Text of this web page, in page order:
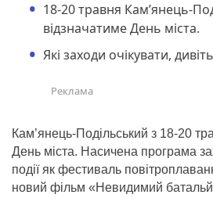
18-20 травня Кам’янець-
відзначатиме День міста.
Які заходи очікувати,
Кам’янець-Подільський з 18-20
День міста. Насичена програма
події як фестиваль
новий фільм «Невидимий